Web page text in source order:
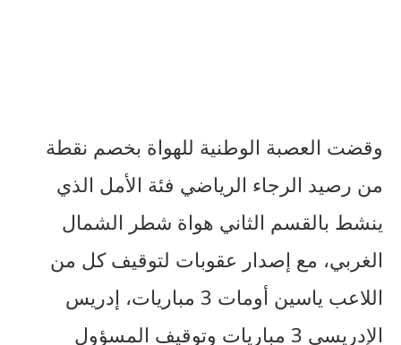
وقضت العصبة الوطنية للهواة بخصم نقطة
من رصيد الرجاء الرياضي فئة الأمل الذي
ينشط بالقسم الثاني هواة شطر الشمال
الغربي، مع إصدار عقوبات لتوقيف كل من
اللاعب ياسين أومات 3 مباريات، إدريس
الإدريسي 3 مباريات وتوقيف المسؤول